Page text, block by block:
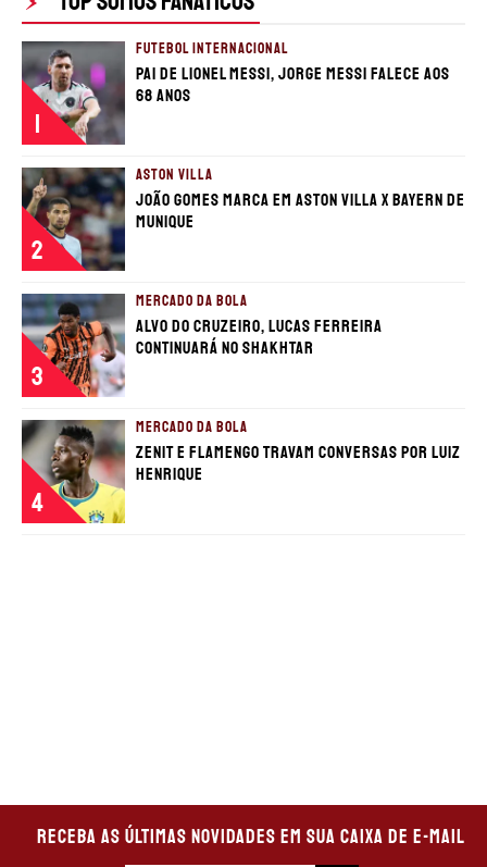
CHAMPIONS LEAGUE
SERIE A
SUL-AMERICANA
LIGUE 1
LA LIGA
MUNDIAL DE CLUBES
AO VIVO
BRASILEIRÃO
LIGUE 1
CHAMPIONS LEAGUE
FUTEBOL EUROPEU
SOMOS FANÁTICOS PORTUGAL
SOMOS FANÁTICOS ANGOLA
SOMOS FANÁTICOS MOÇAMBIQUE
ESCREVA NO FANÁTICOS
APOSTAS
1
FUTEBOL INTERNACIONAL
Pai de Lionel Messi, Jorge Messi falece aos
68 anos
2
ASTON VILLA
João Gomes marca em Aston Villa x Bayern de
Munique
3
MERCADO DA BOLA
Alvo do Cruzeiro, Lucas Ferreira
continuará no Shakhtar
4
MERCADO DA BOLA
Zenit e Flamengo travam conversas por Luiz
Henrique
Receba as últimas novidades em sua caixa de e-mail